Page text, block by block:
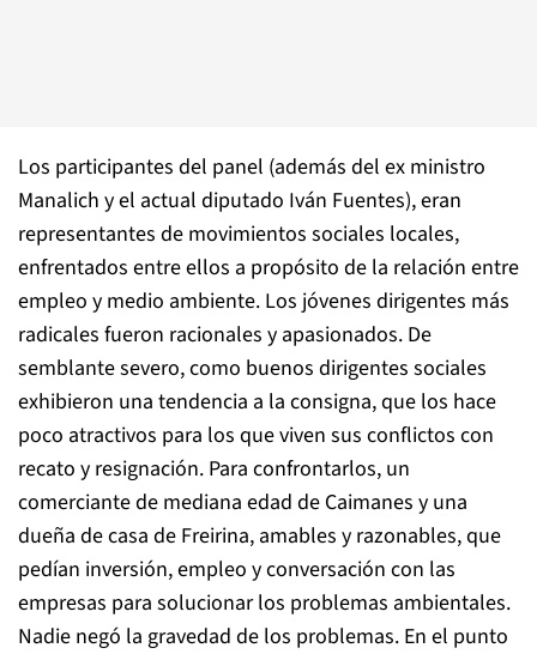
Los participantes del panel (además del ex ministro
Manalich y el actual diputado Iván Fuentes), eran
representantes de movimientos sociales locales,
enfrentados entre ellos a propósito de la relación entre
empleo y medio ambiente. Los jóvenes dirigentes más
radicales fueron racionales y apasionados. De
semblante severo, como buenos dirigentes sociales
exhibieron una tendencia a la consigna, que los hace
poco atractivos para los que viven sus conflictos con
recato y resignación. Para confrontarlos, un
comerciante de mediana edad de Caimanes y una
dueña de casa de Freirina, amables y razonables, que
pedían inversión, empleo y conversación con las
empresas para solucionar los problemas ambientales.
Nadie negó la gravedad de los problemas. En el punto